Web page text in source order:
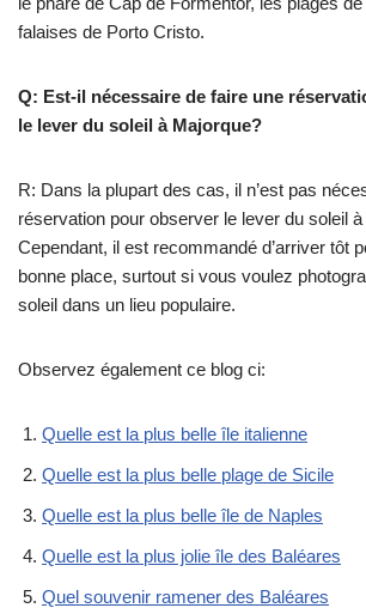
falaises de Porto Cristo.
Q: Est-il nécessaire de faire une
le lever du soleil à Majorque?
R: Dans la plupart des cas, il n’est pas
réservation pour observer le lever du soleil
Cependant, il est recommandé d’arriver tôt
bonne place, surtout si vous voulez
soleil dans un lieu populaire.
Observez également ce blog ci:
Quelle est la plus belle île italienne
Quelle est la plus belle plage de Sicile
Quelle est la plus belle île de Naples
Quelle est la plus jolie île des Baléares
Quel souvenir ramener des Baléares